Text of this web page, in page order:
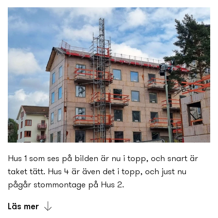
Utvändigt pågår nu tak- och fasadarbeten, och hus 1
är omringad av fasadställning inför kommande
putsarbeten. Invändigt i husen jobbar vi med
stomkomplettering och installationer, dvs vi bygger
innerväggar och gör alla dragningar av el, vatten
och ventilation.
Bilden visar hus 3 och 4, fotograferad från
”baksidan” dvs från Siljansvägen.
Hus 1 som ses på bilden är nu i topp, och snart är
taket tätt. Hus 4 är även det i topp, och just nu
pågår stommontage på Hus 2.
Läs mer